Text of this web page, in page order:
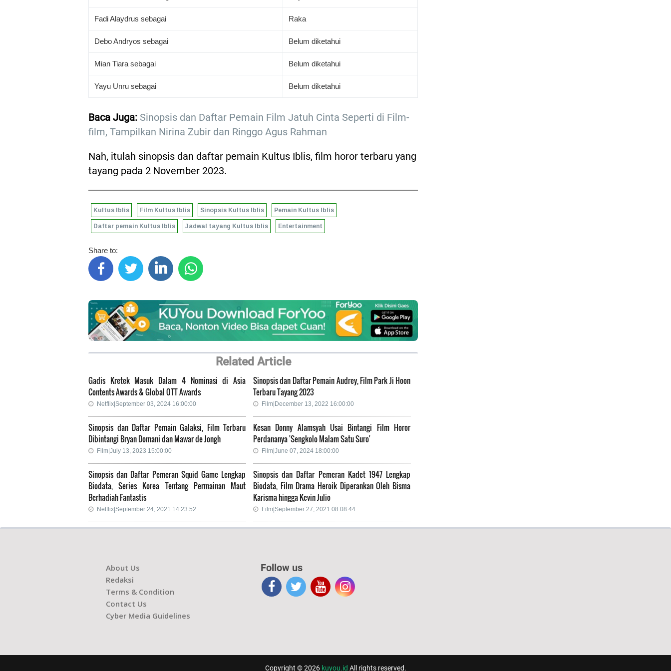
Fadi Alaydrus sebagai Raka
Debo Andryos sebagai Belum diketahui
Mian Tiara sebagai Belum diketahui
Yayu Unru sebagai Belum diketahui
Baca Juga: Sinopsis dan Daftar Pemain Film Jatuh Cinta Seperti di Film-
film, Tampilkan Nirina Zubir dan Ringgo Agus Rahman
Nah, itulah sinopsis dan daftar pemain Kultus Iblis, film horor terbaru yang
tayang pada 2 November 2023.
Kultus Iblis Film Kultus Iblis Sinopsis Kultus Iblis Pemain Kultus Iblis
Daftar pemain Kultus Iblis Jadwal tayang Kultus Iblis Entertainment
Share to:
Related Article
Gadis Kretek Masuk Dalam 4 Nominasi di Asia
Contents Awards & Global OTT Awards
Netflix|September 03, 2024 16:00:00
Sinopsis dan Daftar Pemain Audrey, Film Park Ji Hoon
Terbaru Tayang 2023
Film|December 13, 2022 16:00:00
Sinopsis dan Daftar Pemain Galaksi, Film Terbaru
Dibintangi Bryan Domani dan Mawar de Jongh
Film|July 13, 2023 15:00:00
Kesan Donny Alamsyah Usai Bintangi Film Horor
Perdananya 'Sengkolo Malam Satu Suro'
Film|June 07, 2024 18:00:00
Sinopsis dan Daftar Pemeran Squid Game Lengkap
Biodata, Series Korea Tentang Permainan Maut
Berhadiah Fantastis
Netflix|September 24, 2021 14:23:52
Sinopsis dan Daftar Pemeran Kadet 1947 Lengkap
Biodata, Film Drama Heroik Diperankan Oleh Bisma
Karisma hingga Kevin Julio
Film|September 27, 2021 08:08:44
About Us
Redaksi
Terms & Condition
Contact Us
Cyber Media Guidelines
Follow us
Copyright © 2026 kuyou.id All rights reserved.